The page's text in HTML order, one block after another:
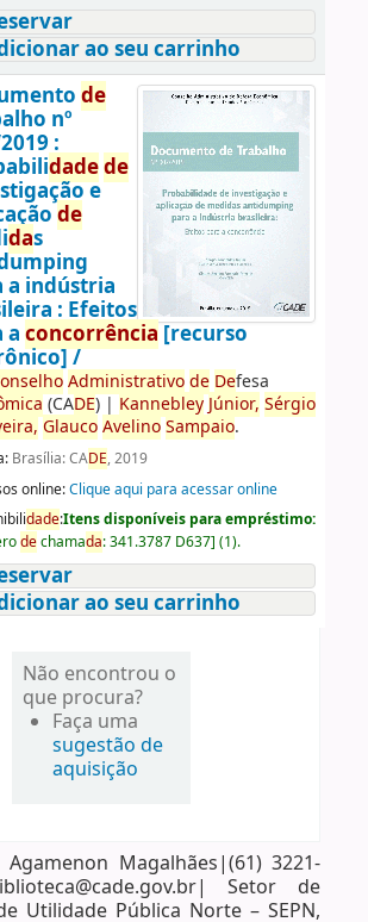
ao seu carrinho
de
nº
:
dadede
e
de
das
a indústria
: Efeitos
a concorrência [recurso
/
Administrativo de Defesa
(CADE)| Kannebley Júnior, Sérgio
Glauco Avelino Sampaio.
Brasília: CADE, 2019
online:Clique aqui para acessar online
dade:Itens disponíveis para empréstimo:
dechamada:341.3787 D637] (1).
ao seu carrinho
Não encontrou o
que procura?
Faça uma
sugestão de
aquisição
Agamenon Magalhães|(61) 3221-
Setor de
Utilidade Pública Norte – SEPN,